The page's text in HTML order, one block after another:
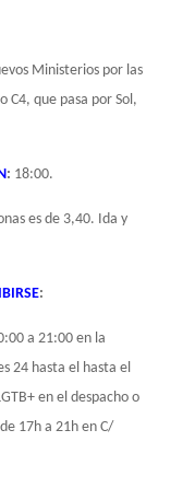
Ministerios por las
C4, que pasa por Sol,
: 18:00.
es de 3,40. Ida y
:
a 21:00 en la
24 hasta el hasta el
en el despacho o
17h a 21h en C/